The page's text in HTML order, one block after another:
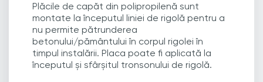
Plăcile de capăt din polipropilenă sunt
montate la începutul liniei de rigolă pentru a
nu permite pătrunderea
betonului/pământului în corpul rigolei în
timpul instalării. Placa poate fi aplicată la
începutul și sfârșitul tronsonului de rigolă.